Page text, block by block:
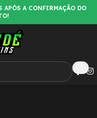
APÓS A CONFIRMAÇÃO DO